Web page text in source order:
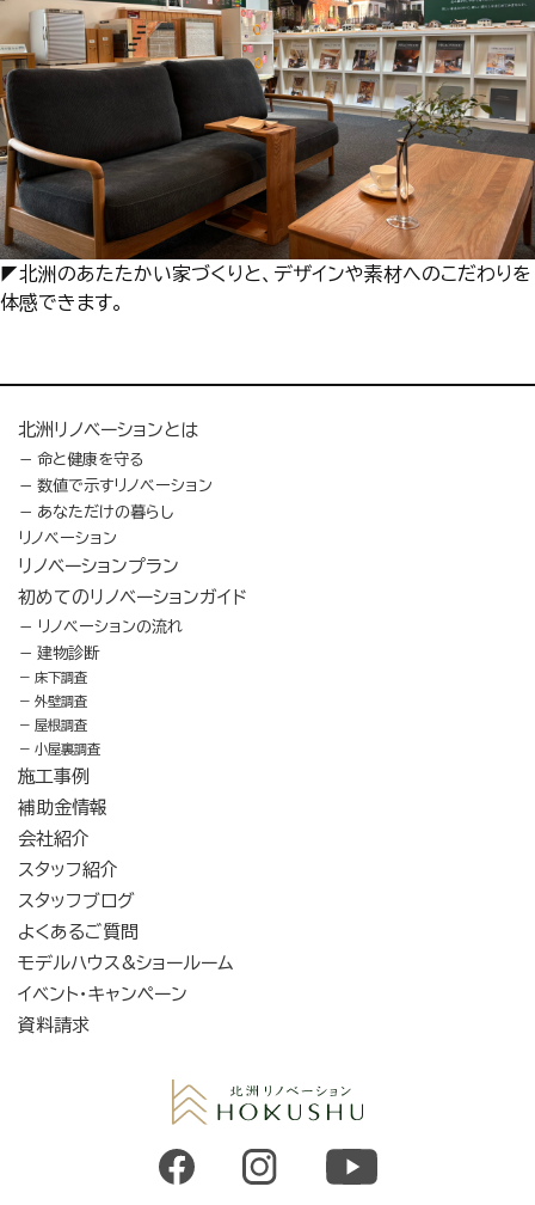
◤北洲のあたたかい家づくりと、デザインや素材へのこだわりを
体感できます。
北洲リノベーションとは
命と健康を守る
数値で示すリノベーション
あなただけの暮らし
リノベーション
リノベーションプラン
初めてのリノベーションガイド
リノベーションの流れ
建物診断
床下調査
外壁調査
屋根調査
小屋裏調査
施工事例
補助金情報
会社紹介
スタッフ紹介
スタッフブログ
よくあるご質問
モデルハウス&ショールーム
イベント・キャンペーン
資料請求